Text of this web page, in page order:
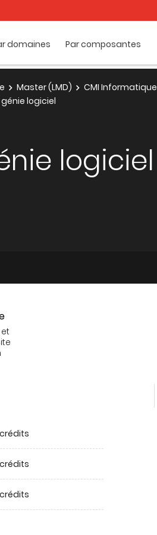
domaines Par composantes
Master (LMD) CMI Informatique
logiciel
logiciel